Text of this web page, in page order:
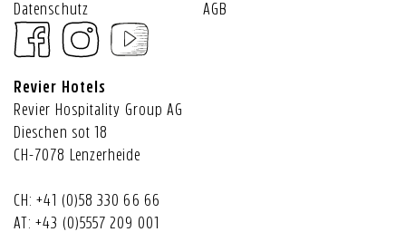
Datenschutz
AGB
Revier Hotels
Revier Hospitality Group AG
Dieschen sot 18
CH-7078 Lenzerheide
CH:+41 (0)58 330 66 66
AT:+43 (0)5557 209 001